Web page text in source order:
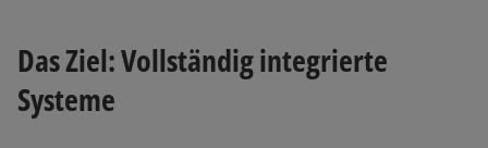
n
Das Ziel: Vollständig integrierte
Systeme